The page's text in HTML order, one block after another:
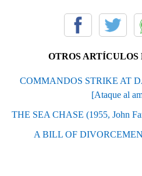
OTROS ARTÍCULOS
COMMANDOS STRIKE AT
[Ataque al
THE SEA CHASE (1955, John
A BILL OF